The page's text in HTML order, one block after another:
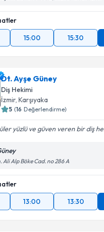
15:00 15:30
Dt. Ayşe Güney
Diş Hekimi
İzmir, Karşıyaka
5 (16 Değerlendirme)
yüzlü ve güven veren bir diş
Ali Alp Böke Cad. no 286 A
13:00 13:30